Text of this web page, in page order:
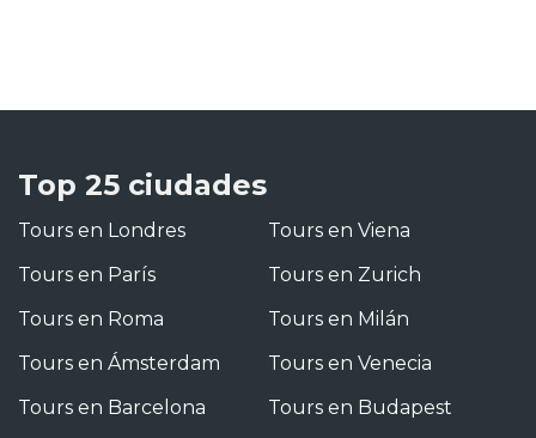
Top 25 ciudades
Tours en Londres
Tours en París
Tours en Roma
Tours en Ámsterdam
Tours en Barcelona
Tours en Viena
Tours en Zurich
Tours en Milán
Tours en Venecia
Tours en Budapest